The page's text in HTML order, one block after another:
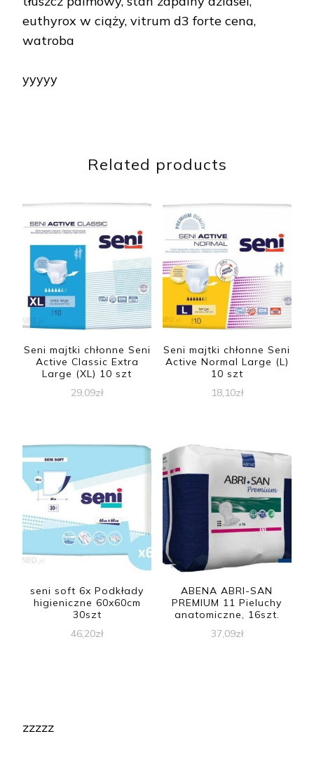
euthyrox w ciąży, vitrum d3 forte cena,
watroba
yyyyy
Related products
Seni majtki chłonne Seni
Active Classic Extra
Large (XL) 10 szt
29,09zł
Seni majtki chłonne Seni
Active Normal Large (L)
10 szt
18,10zł
seni soft 6x Podkłady
higieniczne 60x60cm
30szt
46,20zł
ABENA ABRI-SAN
PREMIUM 11 Pieluchy
anatomiczne, 16szt.
37,09zł
zzzzz